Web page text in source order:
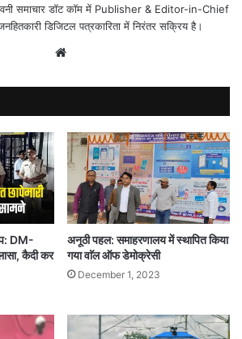
समाचार डॉट कॉम में Publisher & Editor-in-Chief
डिजिटल पत्रकारिता में निरंतर सक्रिय है।
DM-
कैदी कर
अनूठी पहल: समाहरणालय में स्थापित किया
गया वाॅल ऑफ डेमोक्रेसी
December 1, 2023